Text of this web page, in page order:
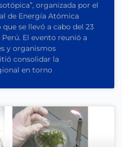
organizada por el
de Energía Atómica
se llevó a cabo del 23
El evento reunió a
y organismos
consolidar la
en torno